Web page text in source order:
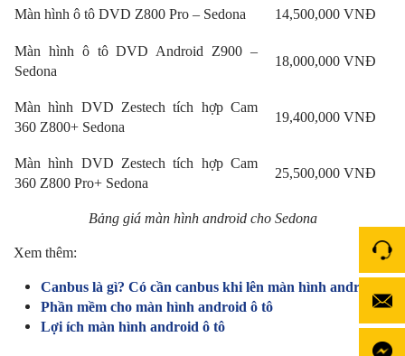
Màn hình ô tô DVD Z800 Pro – Sedona 14,500,000 VNĐ
Màn hình ô tô DVD Android Z900 –
Sedona
18,000,000 VNĐ
Màn hình DVD Zestech tích hợp Cam
360 Z800+ Sedona
19,400,000 VNĐ
Màn hình DVD Zestech tích hợp Cam
360 Z800 Pro+ Sedona
25,500,000 VNĐ
Bảng giá màn hình android cho Sedona
Xem thêm:
Canbus là gì? Có cần canbus khi lên màn hình android?
Phần mềm cho màn hình android ô tô
Lợi ích màn hình android ô tô